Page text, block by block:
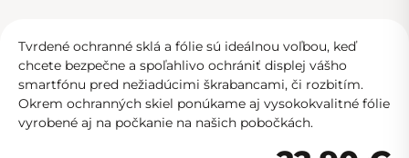
Tvrdené ochranné sklá a fólie sú ideálnou voľbou, keď
chcete bezpečne a spoľahlivo ochrániť displej vášho
smartfónu pred nežiadúcimi škrabancami, či rozbitím.
Okrem ochranných skiel ponúkame aj vysokokvalitné fólie
vyrobené aj na počkanie na našich pobočkách.